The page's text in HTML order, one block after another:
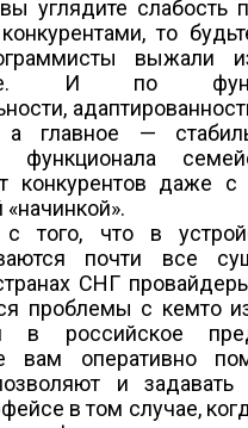
вы углядите слабость
то
выжали
И по
а главное —
функционала
конкурентов даже
«начинкой».
того, что в
почти все
СНГ
проблемы с кем­то
в российское
вам оперативно
и задавать
в том случае,